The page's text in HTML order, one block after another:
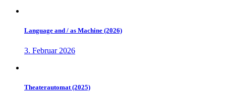
Language and / as Machine (2026)
3. Februar 2026
Theaterautomat (2025)